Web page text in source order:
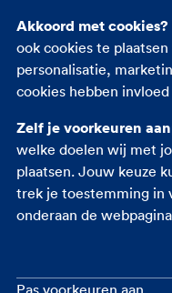
Reisverzekering
Ongevallenverzekering
Akkoord met cookies?
ook cookies te
personalisatie,
cookies hebben
Zelf je voorkeuren
welke doelen wij met
plaatsen. Jouw keuze
trek je toestemming in
onderaan de
Pas voorkeuren aan